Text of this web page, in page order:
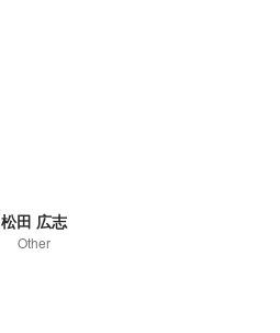
松田 広志
Other